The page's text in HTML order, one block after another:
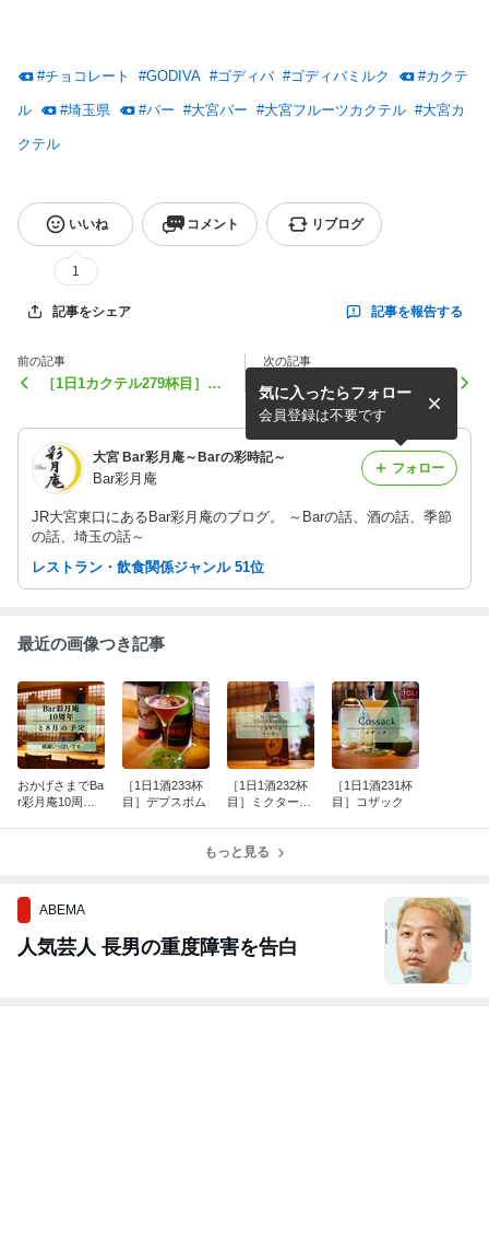
#チョコレート #GODIVA #ゴディバ #ゴディバミルク #カクテ
ル #埼玉県 #バー #大宮バー #大宮フルーツカクテル #大宮カ
クテル
いいね
1
コメント リブログ
記事をシェア 記事を報告する
前の記事
［1日1カクテル279杯目］チ
次の記事
［1日1カクテル277杯目］八
朔のソルティドッグオールド
スタイル
大宮 Bar彩月庵～Barの彩時記～
Bar彩月庵
JR大宮東口にあるBar彩月庵のブログ。 ～Barの話、酒の話、季節
の話、埼玉の話～
気に入ったらフォロー
会員登録は不要です
フォロー
レストラン・飲食関係ジャンル 51位
最近の画像つき記事
おかげさまでBa
r彩月庵10周年
［1日1酒233杯
目］デプスボム
［1日1酒232杯
目］ミクターズ
［1日1酒231杯
目］コザック
もっと見る
ABEMA
人気芸人 長男の重度障害を告白